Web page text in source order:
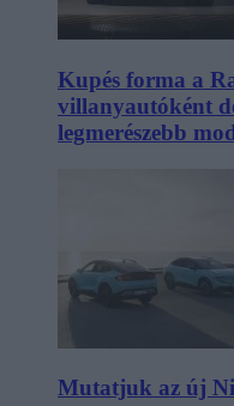
Kupés forma a
villanyautóként
legmerészebb
Mutatjuk az új